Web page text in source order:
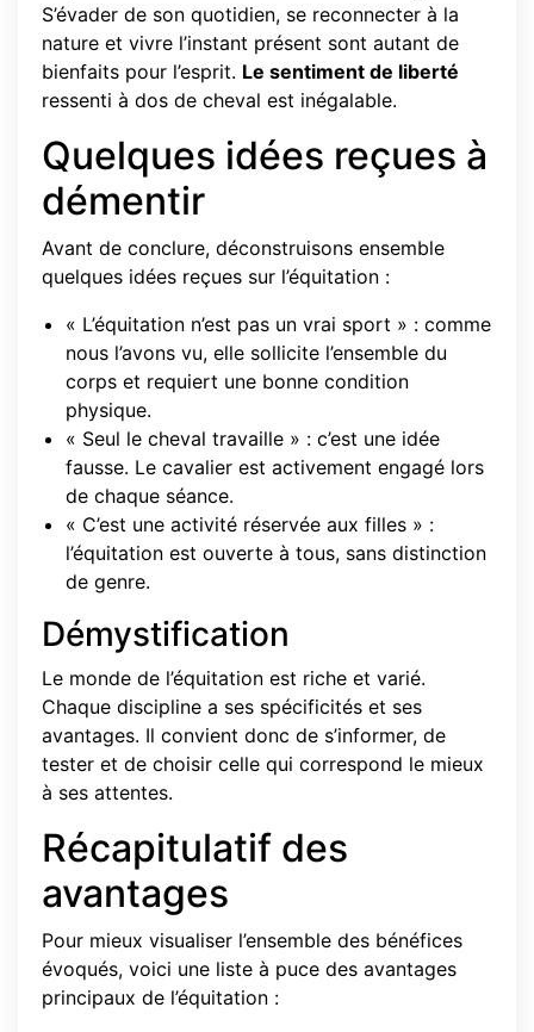
S’évader de son quotidien, se reconnecter à la
nature et vivre l’instant présent sont autant de
bienfaits pour l’esprit. Le sentiment de liberté
ressenti à dos de cheval est inégalable.
Quelques idées reçues à
démentir
Avant de conclure, déconstruisons ensemble
quelques idées reçues sur l’équitation :
« L’équitation n’est pas un vrai sport » : comme
nous l’avons vu, elle sollicite l’ensemble du
corps et requiert une bonne condition
physique.
« Seul le cheval travaille » : c’est une idée
fausse. Le cavalier est activement engagé lors
de chaque séance.
« C’est une activité réservée aux filles » :
l’équitation est ouverte à tous, sans distinction
de genre.
Démystification
Le monde de l’équitation est riche et varié.
Chaque discipline a ses spécificités et ses
avantages. Il convient donc de s’informer, de
tester et de choisir celle qui correspond le mieux
à ses attentes.
Récapitulatif des
avantages
Pour mieux visualiser l’ensemble des bénéfices
évoqués, voici une liste à puce des avantages
principaux de l’équitation :